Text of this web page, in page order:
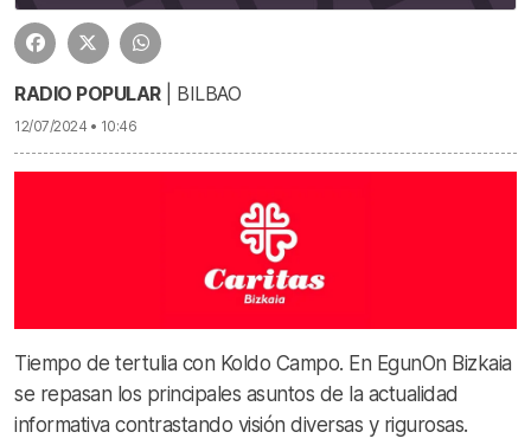
RADIO POPULAR| BILBAO
12/07/2024 • 10:46
Tiempo de tertulia con Koldo Campo. En EgunOn Bizkaia
se repasan los principales asuntos de la actualidad
informativa contrastando visión diversas y rigurosas.